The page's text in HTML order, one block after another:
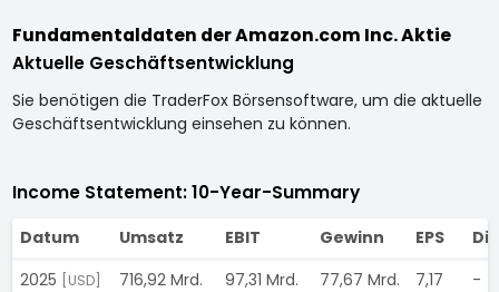
Fundamentaldaten der Amazon.com Inc. Aktie
Aktuelle Geschäftsentwicklung
Sie benötigen die TraderFox Börsensoftware, um die aktuelle
Geschäftsentwicklung einsehen zu können.
Income Statement: 10-Year-Summary
Datum Umsatz EBIT Gewinn EPS
2025
[USD] 716,92 Mrd. 97,31 Mrd. 77,67 Mrd. 7,17
-